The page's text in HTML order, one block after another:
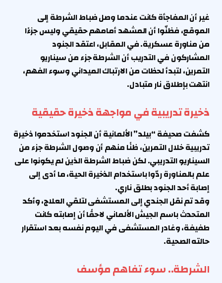
غير أن المفاجأة كانت عندما وصل ضباط الشرطة إلى
الموقع، فظنّوا أن المشهد أمامهم حقيقي وليس جزءًا
من مناورة عسكرية. في المقابل، اعتقد الجنود
المشاركون في التدريب أن الشرطة جزء من سيناريو
التمرين، لتبدأ لحظات من الارتباك الميداني وسوء الفهم،
انتهت بإطلاق نار متبادل.
ذخيرة تدريبية في مواجهة ذخيرة حقيقية
كشفت صحيفة “بيلد” الألمانية أن الجنود استخدموا ذخيرة
تدريبية خلال التمرين، ظنًا منهم أن وصول الشرطة جزء من
السيناريو التدريبي. لكن ضباط الشرطة الذين لم يكونوا على
علم بالمناورة ردّوا باستخدام الذخيرة الحية، ما أدى إلى
إصابة أحد الجنود بطلق ناري.
وقد تم نقل الجندي إلى المستشفى لتلقي العلاج، وأكد
المتحدث باسم الجيش الألماني لاحقًا أن إصابته كانت
طفيفة، وغادر المستشفى في اليوم نفسه بعد استقرار
حالته الصحية.
الشرطة.. سوء تفاهم مؤسف